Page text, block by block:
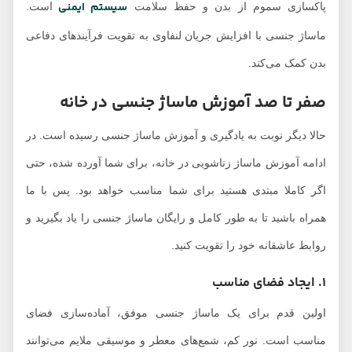
پاکسازی سموم از بدن و حفظ سلامتسیستم ایمنیاست.
ماساژ جنسی با افزایش جریان لنفاوی به تقویت فرآیندهای دفاعی
بدن کمک می‌کند.
صفر تا صد آموزش ماساژ جنسی در خانه
حالا دیگر نوبت به یادگیری و آموزش ماساژ جنسی رسیده است. در
ادامه آموزش ماساژ زناشویی در خانه، برای شما آورده شده، حتی
اگر کاملا مبتدی هستید برای شما مناسب خواهد بود. پس با ما
همراه باشید تا به طور کامل و رایگان ماساژ جنسی را یاد بگیرید و
روابط عاشقانه خود را تقویت کنید.
اولین قدم برای یک ماساژ جنسی موفق، آماده‌سازی فضای
مناسب است. نور کم، شمع‌های معطر و موسیقی ملایم می‌توانند